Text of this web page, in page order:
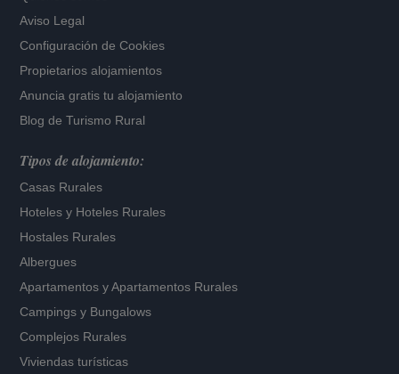
Aviso Legal
Configuración de Cookies
Propietarios alojamientos
Anuncia gratis tu alojamiento
Blog de Turismo Rural
Tipos de alojamiento:
Casas Rurales
Hoteles y Hoteles Rurales
Hostales Rurales
Albergues
Apartamentos yApartamentos Rurales
Campings y Bungalows
Complejos Rurales
Viviendas turísticas